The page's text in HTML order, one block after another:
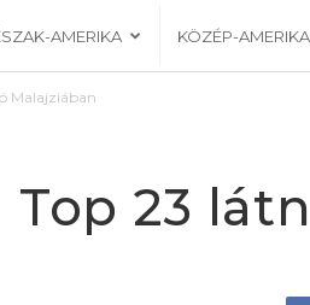
AMERIKA KÖZÉP-AMERIKA
Malajziában
Top 23